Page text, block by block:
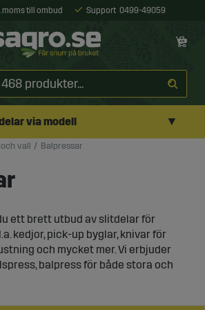
moms till ombud Support 0499-49059
via modell ▼
vall Balpressar
ett brett utbud av slitdelar för
kedjor, pick-up byglar, knivar för
och mycket mer. Vi erbjuder
balpress för både stora och
småbalspress och mini balpress.
är designade för att